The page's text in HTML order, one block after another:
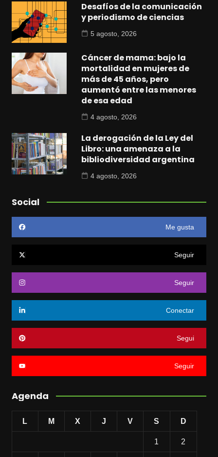
Desafíos de la comunicación
y periodismo de ciencias
5 agosto, 2026
Cáncer de mama: bajo la
mortalidad en mujeres de
más de 45 años, pero
aumentó entre las menores
de esa edad
4 agosto, 2026
La derogación de la Ley del
Libro: una amenaza a la
bibliodiversidad argentina
4 agosto, 2026
Social
Me gusta
Seguir
Seguir
Conectar
Segui
Seguir
Agenda
L M X J V S D
1 2